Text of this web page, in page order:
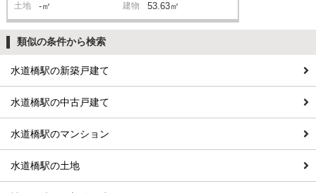
土地 -㎡ 建物 53.63㎡
類似の条件から検索
水道橋駅の新築戸建て
水道橋駅の中古戸建て
水道橋駅のマンション
水道橋駅の土地